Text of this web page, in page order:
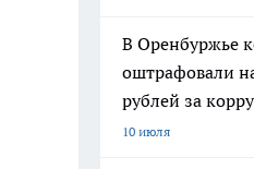
В Оренбуржье
оштрафовали
рублей за
10 июля